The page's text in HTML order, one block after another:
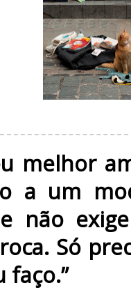
melhor
a um
não
Só
faço.”